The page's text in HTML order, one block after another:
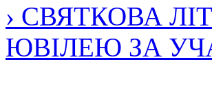
› СВЯТКОВА
ЮВІЛЕЮ ЗА